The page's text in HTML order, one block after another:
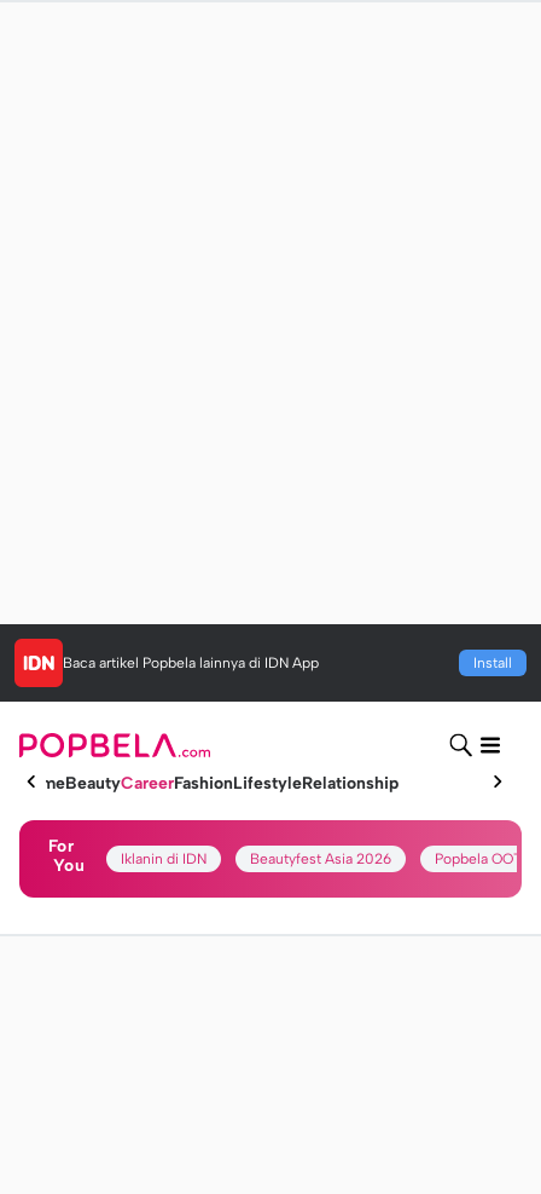
Baca artikel Popbela lainnya di IDN App Install
HomeBeautyCareerFashionLifestyleRelationship
For
You
Iklanin di IDN Beautyfest Asia 2026 Popbela OOTD